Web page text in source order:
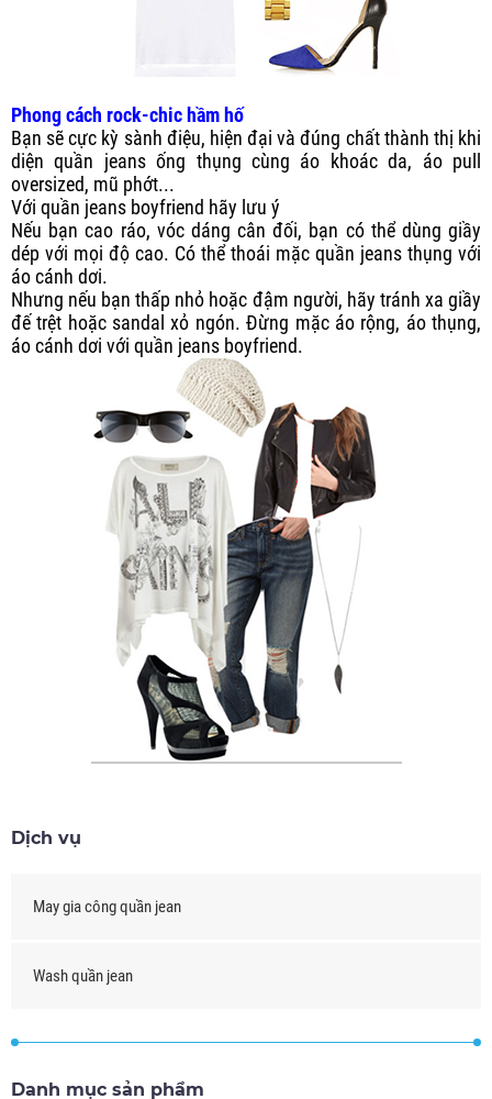
Phong cách rock-chic hầm hố
Bạn sẽ cực kỳ sành điệu, hiện đại và đúng chất thành thị khi
diện quần jeans ống thụng cùng áo khoác da, áo pull
oversized, mũ phớt...
Với quần jeans boyfriend hãy lưu ý
Nếu bạn cao ráo, vóc dáng cân đối, bạn có thể dùng giầy
dép với mọi độ cao. Có thể thoái mặc quần jeans thụng với
áo cánh dơi.
Nhưng nếu bạn thấp nhỏ hoặc đậm người, hãy tránh xa giầy
đế trệt hoặc sandal xỏ ngón. Đừng mặc áo rộng, áo thụng,
áo cánh dơi với quần jeans boyfriend.
Dịch vụ
May gia công quần jean
Wash quần jean
Danh mục sản phẩm